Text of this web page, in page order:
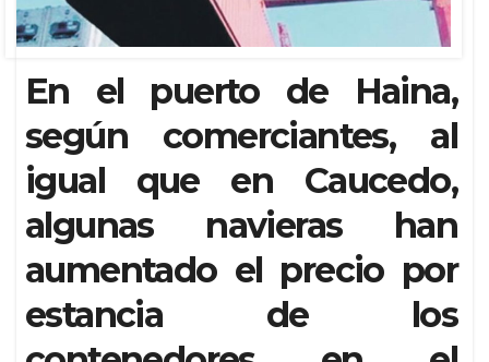
En el puerto de Haina,
según comerciantes, al
igual que en Caucedo,
algunas navieras han
aumentado el precio por
estancia de los